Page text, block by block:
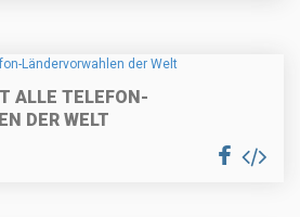
ALLE TELEFON-
DER WELT